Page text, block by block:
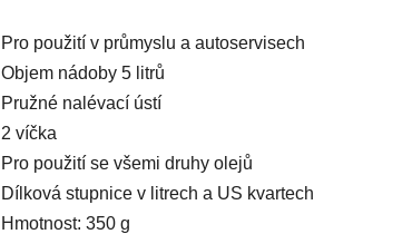
Pro použití v průmyslu a autoservisech
Objem nádoby 5 litrů
Pružné nalévací ústí
2 víčka
Pro použití se všemi druhy olejů
Dílková stupnice v litrech a US kvartech
Hmotnost: 350 g